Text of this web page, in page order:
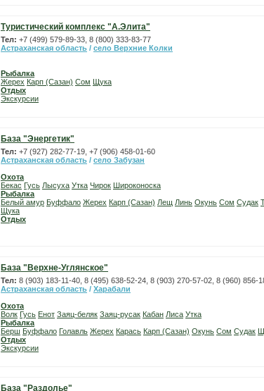
Туристический комплекс "А.Элита"
Тел: +7 (499) 579-89-33, 8 (800) 333-83-77
Астраханская область / село Верхние Колки
Рыбалка
Жерех Карп (Сазан) Сом Щука
Отдых
Экскурсии
База "Энергетик"
Тел: +7 (927) 282-77-19, +7 (906) 458-01-60
Астраханская область / село Забузан
Охота
Бекас Гусь Лысуха Утка Чирок Широконоска
Рыбалка
Белый амур Буффало Жерех Карп (Сазан) Лещ Линь Окунь Сом Судак
Щука
Отдых
База "Верхне-Углянское"
Тел: 8 (903) 183-11-40, 8 (495) 638-52-24, 8 (903) 270-57-02, 8 (960) 856-
Астраханская область / Харабали
Охота
Волк Гусь Енот Заяц-беляк Заяц-русак Кабан Лиса Утка
Рыбалка
Берш Буффало Голавль Жерех Карась Карп (Сазан) Окунь Сом Судак
Отдых
Экскурсии
База "Раздолье"